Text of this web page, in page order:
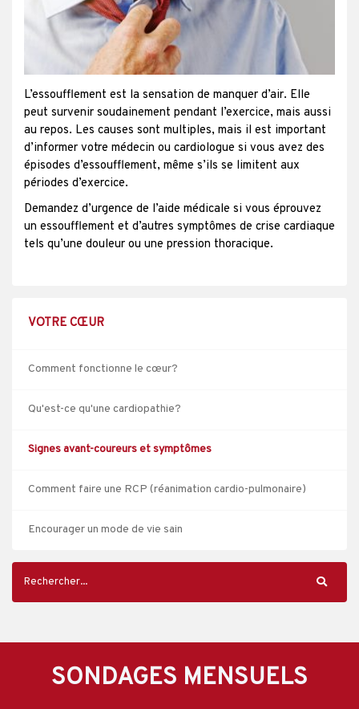
L’essoufflement est la sensation de manquer d’air. Elle
peut survenir soudainement pendant l’exercice, mais aussi
au repos. Les causes sont multiples, mais il est important
d’informer votre médecin ou cardiologue si vous avez des
épisodes d’essoufflement, même s’ils se limitent aux
périodes d’exercice.
Demandez d’urgence de l’aide médicale si vous éprouvez
un essoufflement et d’autres symptômes de crise cardiaque
tels qu’une douleur ou une pression thoracique.
VOTRE CŒUR
Comment fonctionne le cœur?
Qu'est-ce qu'une cardiopathie?
Signes avant-coureurs et symptômes
Comment faire une RCP (réanimation cardio-pulmonaire)
Encourager un mode de vie sain
SONDAGES MENSUELS